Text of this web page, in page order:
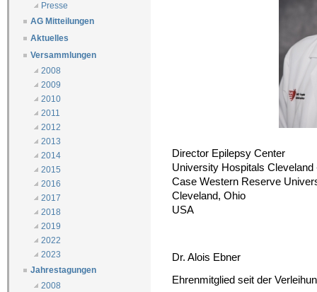
Presse
AG Mitteilungen
Aktuelles
Versammlungen
2008
2009
2010
2011
2012
2013
2014
2015
2016
2017
2018
2019
2022
2023
Jahrestagungen
2008
Director Epilepsy Center
University Hospitals
Case Western Reserve
Cleveland, Ohio
USA
Dr. Alois Ebner
Ehrenmitglied seit der